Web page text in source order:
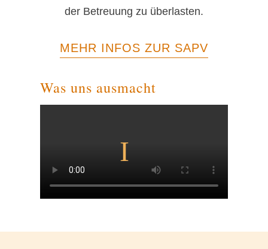
der Betreuung zu überlasten.
MEHR INFOS ZUR SAPV
Was uns ausmacht